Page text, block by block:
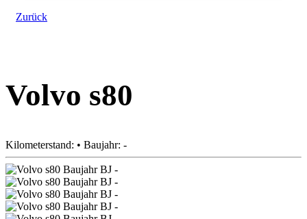
Zurück
Volvo s80
Kilometerstand: • Baujahr: -